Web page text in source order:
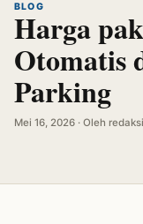
BLOG
Harga
Otomatis
Parking
Mei 16, 2026 · Oleh redaksi